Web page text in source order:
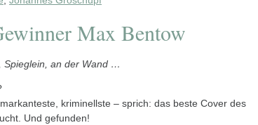
Max Bentow
Spieglein, an der Wand …
kriminellste – sprich: das beste Cover des
Und gefunden!